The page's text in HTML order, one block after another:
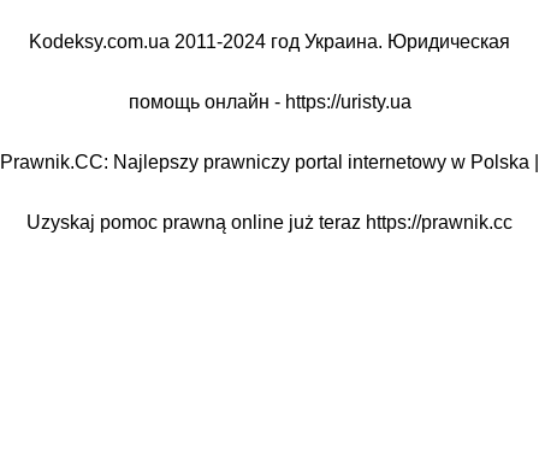
Kodeksy.com.ua 2011-2024 год Украина. Юридическая
помощь онлайн - https://uristy.ua
Prawnik.CC: Najlepszy prawniczy portal internetowy w Polska |
Uzyskaj pomoc prawną online już teraz https://prawnik.cc